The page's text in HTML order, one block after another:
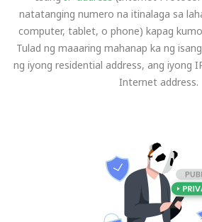
natatanging numero na itinalaga sa
computer, tablet, o phone) kapag
Tulad ng maaaring mahanap ka ng
ng iyong residential address, ang iyong
Internet address.